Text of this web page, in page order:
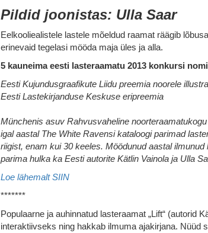
Pildid joonistas: Ulla Saar
Eelkooliealistele lastele mõeldud raamat räägib
erinevaid tegelasi mööda maja üles ja alla.
5 kauneima eesti lasteraamatu 2013 konkursi
Eesti Kujundusgraafikute Liidu preemia noorele
Eesti Lastekirjanduse Keskuse eripreemia
Münchenis asuv Rahvusvaheline
igal aastal The White Ravensi kataloogi parimad
riigist, enam kui 30 keeles. Möödunud aastal
parima hulka ka Eesti autorite Kätlin Vainola ja Ulla
Loe lähemalt SIIN
*******
Populaarne ja auhinnatud lasteraamat „Lift“ (autorid
interaktiivseks ning hakkab ilmuma ajakirjana. Nüüd